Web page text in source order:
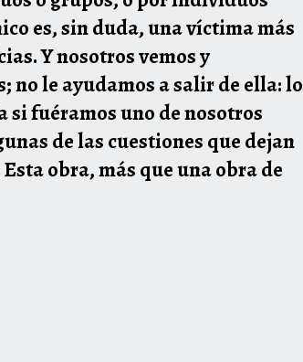
es, sin duda, una víctima más
Y nosotros vemos y
no le ayudamos a salir de ella: lo
si fuéramos uno de nosotros
de las cuestiones que dejan
obra, más que una obra de